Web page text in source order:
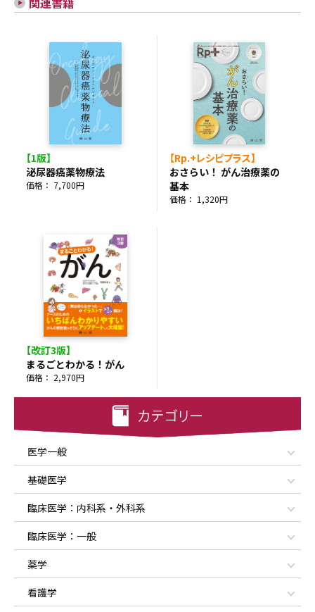
医学一般
基礎医学
臨床医学：内科系・外科系
臨床医学：一般
薬学
看護学
【1版】
泌尿器癌薬物療法
価格： 7,700円
【Rp.+レシピプラス】
おさらい！ がん治療薬の
基本
価格： 1,320円
【改訂3版】
まるごとわかる！がん
価格： 2,970円